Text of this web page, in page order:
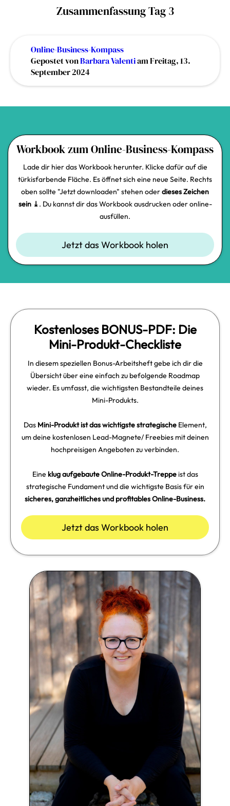
Zusammenfassung Tag 3
Online-Business-Kompass
Gepostet vonBarbara Valentiam Freitag, 13.
September 2024
Workbook zum Online-Business-Kompass
Lade dir hier das Workbook herunter. Klicke dafür auf die
türkisfarbende Fläche. Es öffnet sich eine neue Seite. Rechts
oben sollte "Jetzt downloaden" stehen oderdieses Zeichen
sein ⤓. Du kannst dir das Workbook ausdrucken oder online-
ausfüllen.
Jetzt das Workbook holen
Kostenloses BONUS-PDF: Die
Mini-Produkt-Checkliste
In diesem speziellen Bonus-Arbeitsheft gebe ich dir die
Übersicht über eine einfach zu befolgende Roadmap
wieder. Es umfasst, die wichtigsten Bestandteile deines
Mini-Produkts.
Das Mini-Produkt ist das wichtigste strategischeElement,
um deine kostenlosen Lead-Magnete/ Freebies mit deinen
hochpreisigen Angeboten zu verbinden.
Eine klug aufgebaute Online-Produkt-Treppeist das
strategische Fundament und die wichtigste Basis für ein
sicheres, ganzheitliches und profitables Online-Business.
Jetzt das Workbook holen